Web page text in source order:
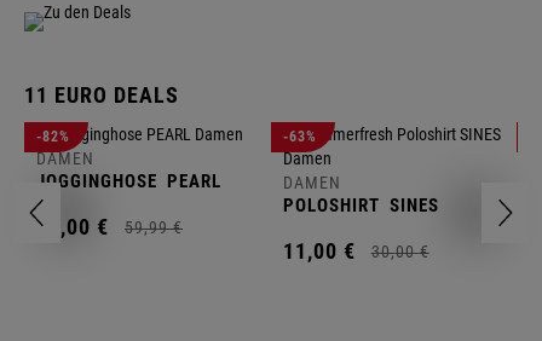
11 EURO DEALS
-82%
DAMEN
JOGGINGHOSE PEARL
11,00 € 59,99 €
-63%
DAMEN
POLOSHIRT SINES
11,00 € 30,00 €